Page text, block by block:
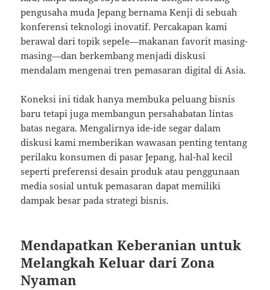
pengusaha muda Jepang bernama Kenji di sebuah
konferensi teknologi inovatif. Percakapan kami
berawal dari topik sepele—makanan favorit masing-
masing—dan berkembang menjadi diskusi
mendalam mengenai tren pemasaran digital di Asia.
Koneksi ini tidak hanya membuka peluang bisnis
baru tetapi juga membangun persahabatan lintas
batas negara. Mengalirnya ide-ide segar dalam
diskusi kami memberikan wawasan penting tentang
perilaku konsumen di pasar Jepang, hal-hal kecil
seperti preferensi desain produk atau penggunaan
media sosial untuk pemasaran dapat memiliki
dampak besar pada strategi bisnis.
Mendapatkan Keberanian untuk
Melangkah Keluar dari Zona
Nyaman